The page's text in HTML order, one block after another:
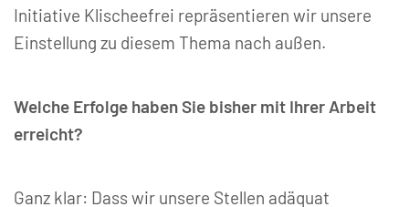
Initiative Klischeefrei repräsentieren wir unsere
Einstellung zu diesem Thema nach außen.
Welche Erfolge haben Sie bisher mit Ihrer Arbeit
erreicht?
Ganz klar: Dass wir unsere Stellen adäquat